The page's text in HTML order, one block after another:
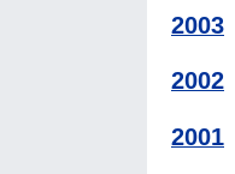
2003
2002
2001